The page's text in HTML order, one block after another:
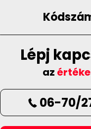
Lépj
az
06-70/